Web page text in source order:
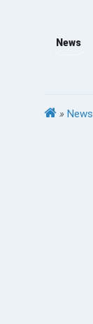
News
» News